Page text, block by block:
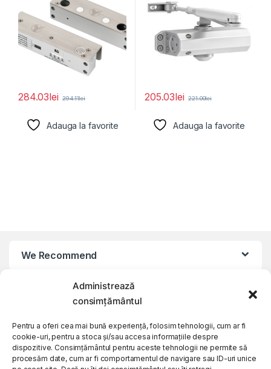
Administrează
consimțământul
Pentru a oferi cea mai bună experiență, folosim tehnologii, cum ar fi
cookie-uri, pentru a stoca și/sau accesa informațiile despre
dispozitive. Consimțământul pentru aceste tehnologii ne permite să
procesăm date, cum ar fi comportamentul de navigare sau ID-uri unice
284.03lei 294.11lei
Adauga la favorite
205.03lei 221.00lei
Adauga la favorite
We Recommend
My Account
Customer Care
About Us